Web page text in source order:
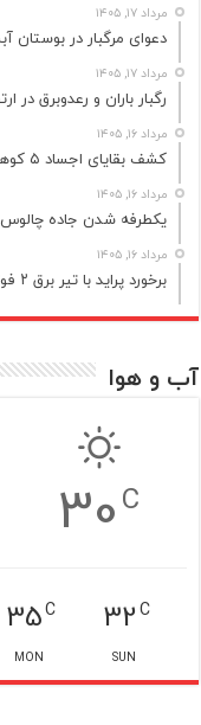
مرداد ۱۷, ۱۴۰۵
دعوای مرگبار در بوستان
مرداد ۱۷, ۱۴۰۵
رگبار باران و رعدوبرق در
مرداد ۱۶, ۱۴۰۵
کشف بقایای اجساد ۵ کوهنورد در ارتفاعات نپال
مرداد ۱۶, ۱۴۰۵
یکطرفه شدن جاده چالوس
مرداد ۱۶, ۱۴۰۵
برخورد پراید با تیر برق ۲ فوتی بر جای گذاشت
آب و هوا
30C
32C
SUN
35C
MON